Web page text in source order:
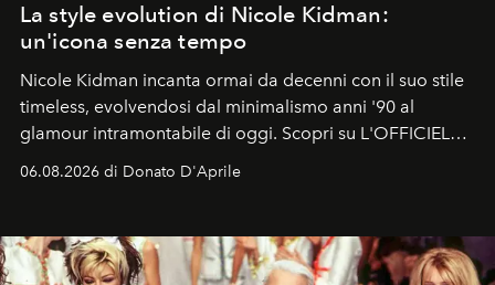
La style evolution di Nicole Kidman:
un'icona senza tempo
Nicole Kidman incanta ormai da decenni con il suo stile
timeless, evolvendosi dal minimalismo anni '90 al
glamour intramontabile di oggi. Scopri su L'OFFICIEL
Italia la sua style evolution.
06.08.2026 di Donato D'Aprile